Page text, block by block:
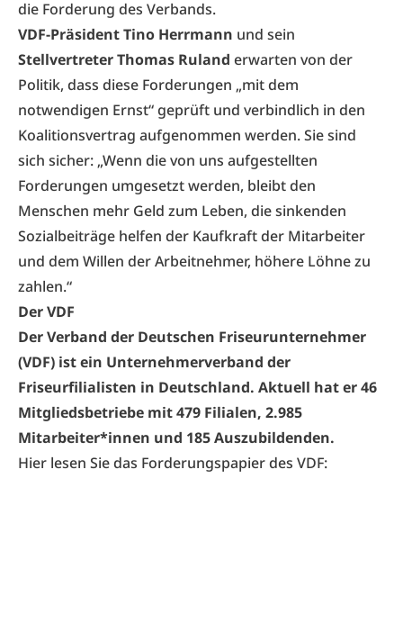
die Forderung des Verbands.
VDF-Präsident Tino Herrmann und sein
Stellvertreter Thomas Ruland erwarten von der
Politik, dass diese Forderungen „mit dem
notwendigen Ernst“ geprüft und verbindlich in den
Koalitionsvertrag aufgenommen werden. Sie sind
sich sicher: „Wenn die von uns aufgestellten
Forderungen umgesetzt werden, bleibt den
Menschen mehr Geld zum Leben, die sinkenden
Sozialbeiträge helfen der Kaufkraft der Mitarbeiter
und dem Willen der Arbeitnehmer, höhere Löhne zu
zahlen.“
Der VDF
Der Verband der Deutschen Friseurunternehmer
(VDF) ist ein Unternehmerverband der
Friseurfilialisten in Deutschland. Aktuell hat er 46
Mitgliedsbetriebe mit 479 Filialen, 2.985
Mitarbeiter*innen und 185 Auszubildenden.
Hier lesen Sie das Forderungspapier des VDF: